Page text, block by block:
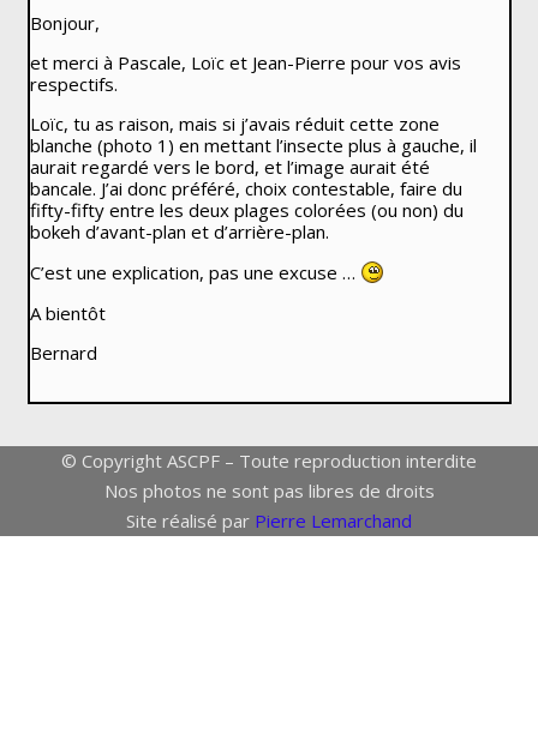
Bonjour,
et merci à Pascale, Loïc et Jean-Pierre pour vos avis
respectifs.
Loïc, tu as raison, mais si j’avais réduit cette zone
blanche (photo 1) en mettant l’insecte plus à gauche, il
aurait regardé vers le bord, et l’image aurait été
bancale. J’ai donc préféré, choix contestable, faire du
fifty-fifty entre les deux plages colorées (ou non) du
bokeh d’avant-plan et d’arrière-plan.
C’est une explication, pas une excuse …
A bientôt
Bernard
© Copyright ASCPF – Toute reproduction interdite
Nos photos ne sont pas libres de droits
Site réalisé par Pierre Lemarchand